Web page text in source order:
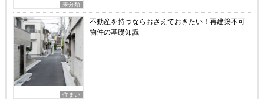
未分類
住まい
不動産を持つならおさえておきたい！再建築不可
物件の基礎知識